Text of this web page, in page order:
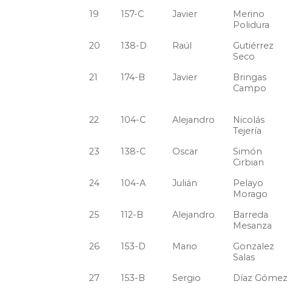
19 157-C Javier
Merino
Polidura
20 138-D Raúl
Gutiérrez
Seco
21 174-B Javier
Bringas
Campo
22 104-C Alejandro
Nicolás
Tejería
23 138-C Oscar
Simón
Cirbian
24 104-A Julián
Pelayo
Morago
25 112-B Alejandro
Barreda
Mesanza
26 153-D Mario
Gonzalez
Salas
27 153-B Sergio Díaz Gómez